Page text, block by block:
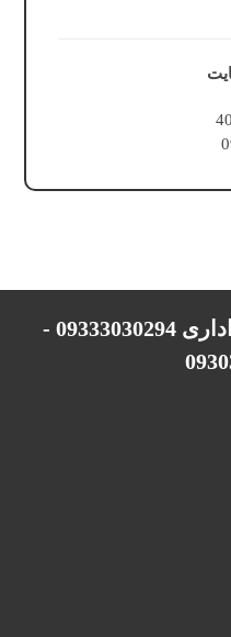
پشتیبانی در ساعات غیر اداری 09333030294 -